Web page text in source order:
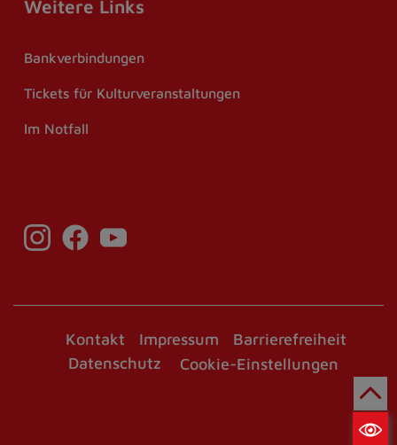
Weitere Links
Bankverbindungen
Tickets für Kulturveranstaltungen
Im Notfall
Kontakt Impressum
Barrierefreiheit
Datenschutz
Cookie-Einstellungen